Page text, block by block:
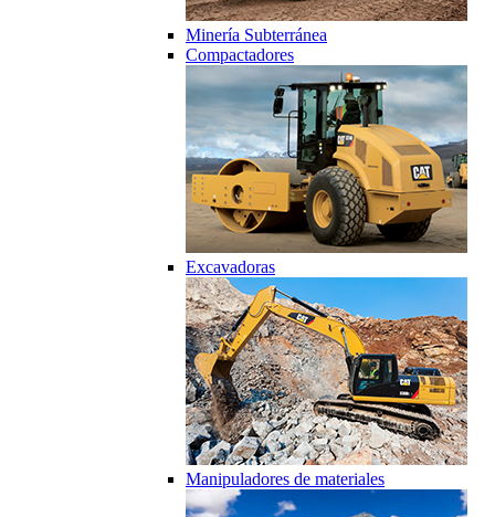
Minería Subterránea
Compactadores
Excavadoras
Manipuladores de materiales